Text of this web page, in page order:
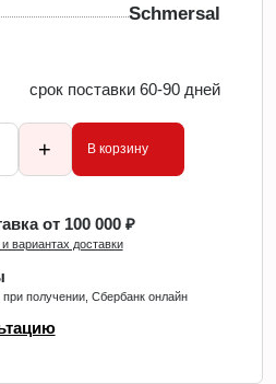
Schmersal
срок поставки 60-90 дней
+ В корзину
от 100 000 ₽
вариантах доставки
получении, Сбербанк онлайн